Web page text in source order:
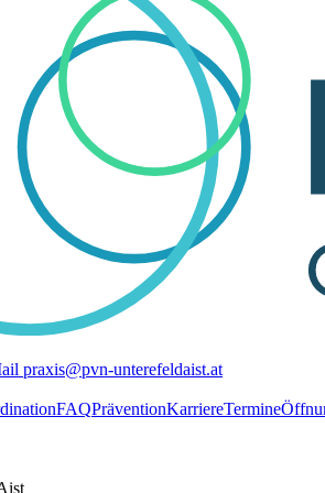
praxis@pvn-unterefeldaist.at
FAQPräventionKarriereTermine